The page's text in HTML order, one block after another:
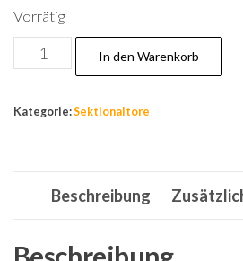
Vorrätig
Tore,Garagentor,Sektionaltor
Garagentore
3040
liniert
In den Warenkorb
Kategorie:Sektionaltore
Beschreibung